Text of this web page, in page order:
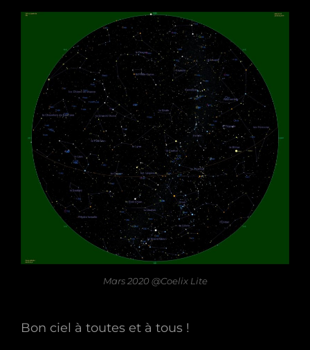
Mars 2020 @Coelix Lite
Bon ciel à toutes et à tous !